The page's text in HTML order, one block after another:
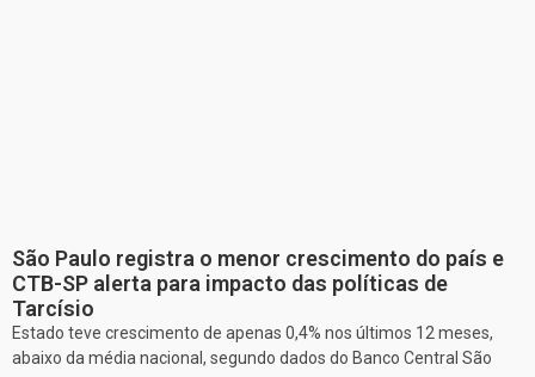
São Paulo registra o menor crescimento do país e
CTB-SP alerta para impacto das políticas de
Tarcísio
Estado teve crescimento de apenas 0,4% nos últimos 12 meses,
abaixo da média nacional, segundo dados do Banco Central São